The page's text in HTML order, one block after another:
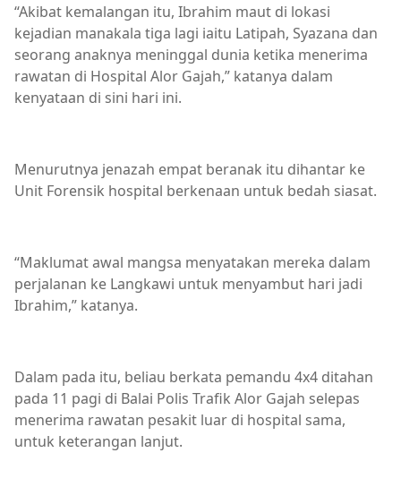
“Akibat kemalangan itu, Ibrahim maut di lokasi
kejadian manakala tiga lagi iaitu Latipah, Syazana dan
seorang anaknya meninggal dunia ketika menerima
rawatan di Hospital Alor Gajah,” katanya dalam
kenyataan di sini hari ini.
Menurutnya jenazah empat beranak itu dihantar ke
Unit Forensik hospital berkenaan untuk bedah siasat.
“Maklumat awal mangsa menyatakan mereka dalam
perjalanan ke Langkawi untuk menyambut hari jadi
Ibrahim,” katanya.
Dalam pada itu, beliau berkata pemandu 4x4 ditahan
pada 11 pagi di Balai Polis Trafik Alor Gajah selepas
menerima rawatan pesakit luar di hospital sama,
untuk keterangan lanjut.